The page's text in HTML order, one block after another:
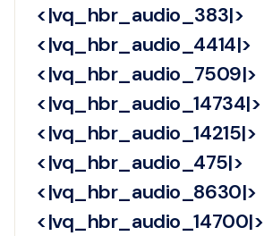
<|vq_hbr_audio_383|>
<|vq_hbr_audio_4414|>
<|vq_hbr_audio_7509|>
<|vq_hbr_audio_14734|>
<|vq_hbr_audio_14215|>
<|vq_hbr_audio_475|>
<|vq_hbr_audio_8630|>
<|vq_hbr_audio_14700|>